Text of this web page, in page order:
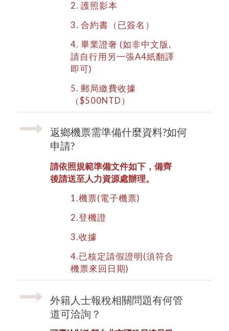
2. 護照影本
3. 合約書（已簽名）
4. 畢業證奢 (如非中文版,
請自行用另一張A4紙翻譯
即可)
5. 郵局繳費收據
（$500NTD）
返鄉機票需準備什麼資料?如何
申請?
請依照規範準備文件如下，備齊
後請送至人力資源處辦理。
1.機票(電子機票)
2.登機證
3.收據
4.已核定請假證明(須符合
機票來回日期)
外籍人士報稅相關問題有何管
道可洽詢？